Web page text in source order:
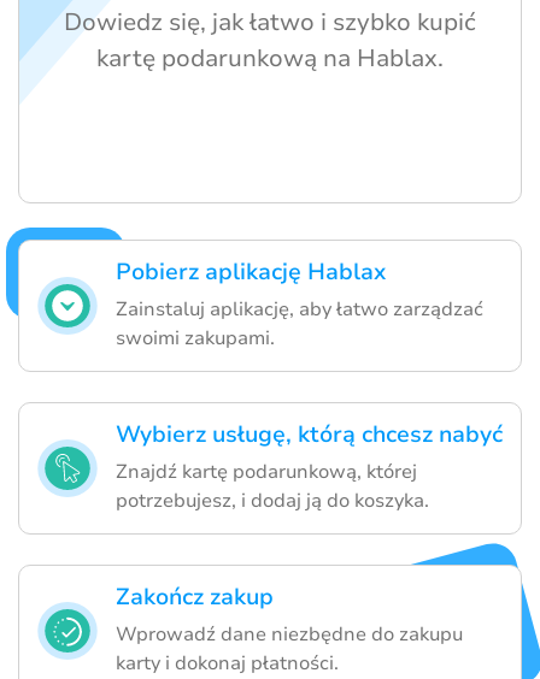
Pobierz aplikację Hablax
Zainstaluj aplikację, aby łatwo zarządzać
swoimi zakupami.
Wybierz usługę, którą chcesz nabyć
Znajdź kartę podarunkową, której
potrzebujesz, i dodaj ją do koszyka.
Zakończ zakup
Wprowadź dane niezbędne do zakupu
karty i dokonaj płatności.
Dowiedz się, jak łatwo i szybko kupić
kartę podarunkową na Hablax.